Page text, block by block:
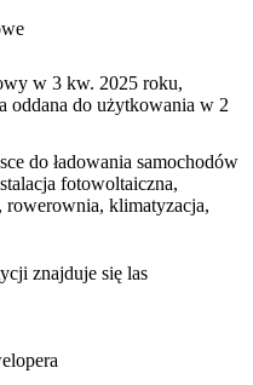
w 3 kw. 2025 roku,
oddana do użytkowania w 2
do ładowania samochodów
fotowoltaiczna,
rowerownia, klimatyzacja,
znajduje się las